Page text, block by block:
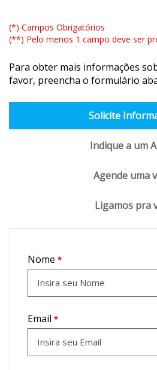
(*) Campos Obrigatórios
(**) Pelo menos 1 campo deve ser
Para obter mais informações
favor, preencha o formulário
Solicite
Indique a um
Agende uma
Ligamos pra
Nome *
Email *